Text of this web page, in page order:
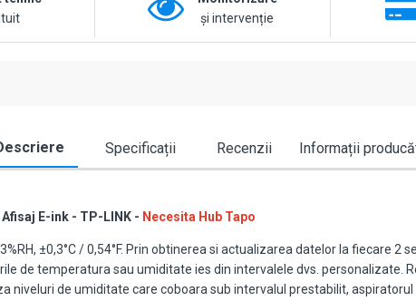
și intervenție
Specificații Recenzii Informații
E-ink - TP-LINK - Necesita Hub Tapo
±0,3°C / 0,54°F. Prin obtinerea si actualizarea datelor la fiecare
de temperatura sau umiditate ies din intervalele dvs. personalizate.
niveluri de umiditate care coboara sub intervalul prestabilit,